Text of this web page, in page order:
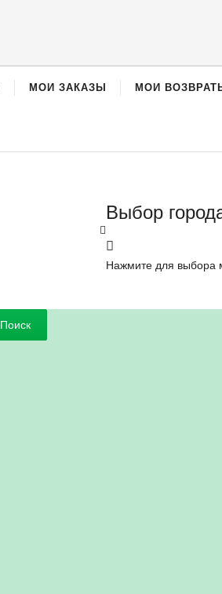
МОИ ЗАКАЗЫ МОИ
Выбор
Нажмите для выбора
Поиск